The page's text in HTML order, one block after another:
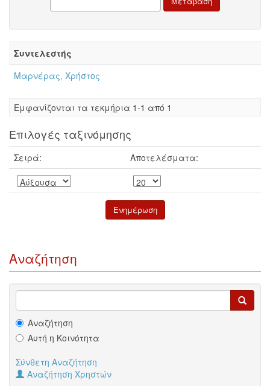
Συντελεστής
Μαρνέρας, Χρήστος
Eμφανίζονται τα τεκμήρια 1-1 από 1
Επιλογές ταξινόμησης
Σειρά: Αποτελέσματα:
Αναζήτηση
Αναζήτηση
Αυτή η Κοινότητα
Σύνθετη Αναζήτηση
Αναζήτηση Χρηστών